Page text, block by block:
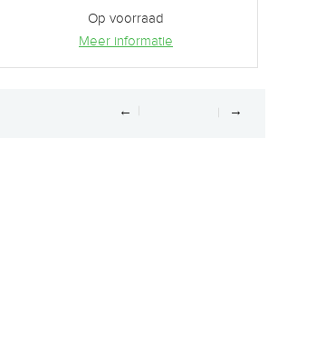
Op voorraad
Meer informatie
← →